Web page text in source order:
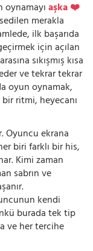
aşka ❤️
merakla
ilk başarıda
için açılan
sıkışmış kısa
ve tekrar tekrar
oyun oynamak,
ritmi, heyecanı
Oyuncu ekrana
biri farklı bir his,
Kimi zaman
sabrın ve
kendi
burada tek tip
ve her tercihe